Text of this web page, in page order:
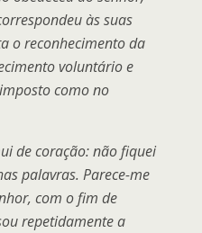
às suas
o reconhecimento da
voluntário e
como no
de coração: não fiquei
palavras. Parece-me
com o fim de
repetidamente a